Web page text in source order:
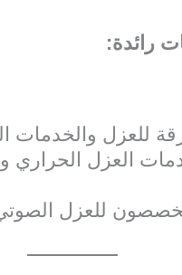
رائدة:
للعزل والخدمات
العزل الحراري
للعزل